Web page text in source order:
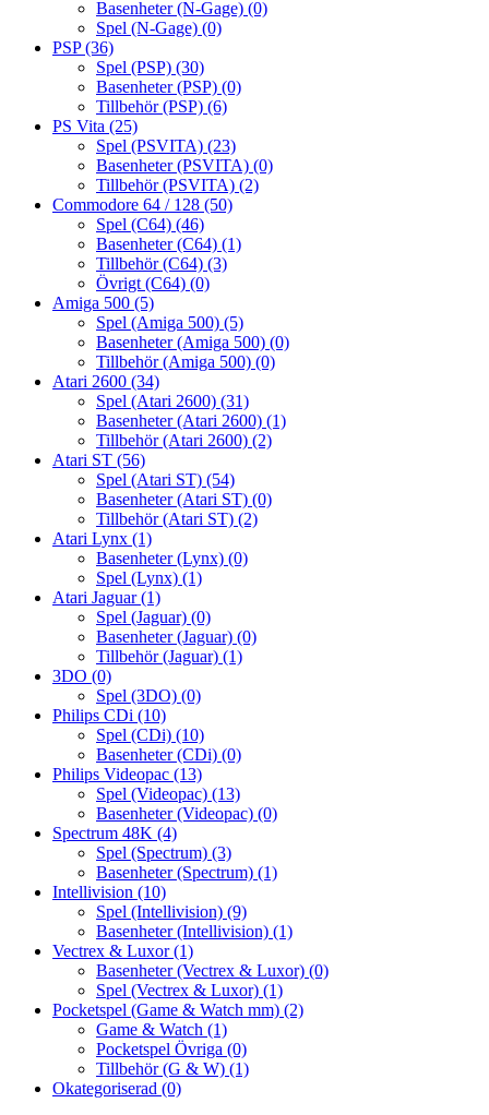
Basenheter (N-Gage) (0)
Spel (N-Gage) (0)
PSP(36)
Spel (PSP) (30)
Basenheter (PSP) (0)
Tillbehör (PSP) (6)
PS Vita (25)
Spel (PSVITA) (23)
Basenheter (PSVITA) (0)
Tillbehör (PSVITA) (2)
Commodore 64 / 128 (50)
Spel (C64) (46)
Basenheter (C64) (1)
Tillbehör (C64) (3)
Övrigt (C64) (0)
Amiga 500 (5)
Spel (Amiga 500) (5)
Basenheter (Amiga 500) (0)
Tillbehör (Amiga 500) (0)
Atari 2600 (34)
Spel (Atari 2600) (31)
Basenheter (Atari 2600) (1)
Tillbehör (Atari 2600) (2)
Atari ST (56)
Spel (Atari ST) (54)
Basenheter (Atari ST) (0)
Tillbehör (Atari ST) (2)
Atari Lynx (1)
Basenheter (Lynx) (0)
Spel (Lynx) (1)
Atari Jaguar(1)
Spel (Jaguar) (0)
Basenheter (Jaguar) (0)
Tillbehör (Jaguar) (1)
3DO (0)
Spel (3DO) (0)
Philips CDi (10)
Spel (CDi) (10)
Basenheter (CDi) (0)
Philips Videopac (13)
Spel (Videopac) (13)
Basenheter (Videopac) (0)
Spectrum 48K (4)
Spel (Spectrum) (3)
Basenheter (Spectrum) (1)
Intellivision (10)
Spel (Intellivision) (9)
Basenheter (Intellivision) (1)
Vectrex & Luxor(1)
Basenheter (Vectrex & Luxor) (0)
Spel (Vectrex & Luxor) (1)
Pocketspel (Game & Watch mm) (2)
Game & Watch (1)
Pocketspel Övriga (0)
Tillbehör (G & W) (1)
Okategoriserad (0)